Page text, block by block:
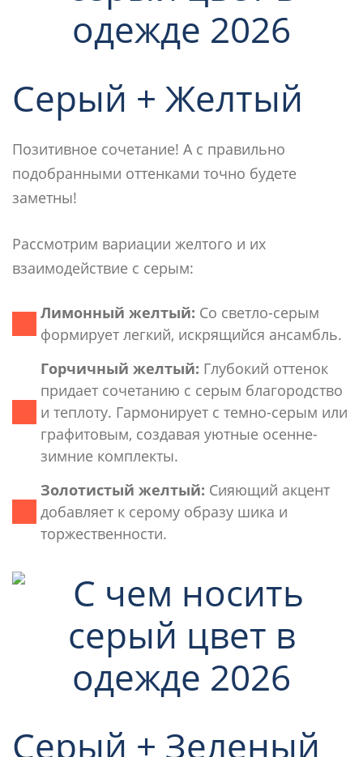
Серый + Желтый
Позитивное сочетание! А с правильно
подобранными оттенками точно будете
заметны!
Рассмотрим вариации желтого и их
взаимодействие с серым:
Лимонный желтый: Со светло-серым
формирует легкий, искрящийся ансамбль.
Горчичный желтый: Глубокий оттенок
придает сочетанию с серым благородство
и теплоту. Гармонирует с темно-серым или
графитовым, создавая уютные осенне-
зимние комплекты.
Золотистый желтый: Сияющий акцент
добавляет к серому образу шика и
торжественности.
Серый + Зеленый